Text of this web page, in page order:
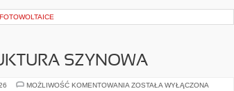
SZYNOWA
MOŻLIWOŚĆ KOMENTOWANIA KOLEJ
ZOSTAŁA WYŁĄCZONA